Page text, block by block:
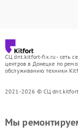
СЦ dnt.kitfort-fix.ru - сеть
центров в Донецке по
обслуживанию техники
2021-2026 © СЦ
Мы